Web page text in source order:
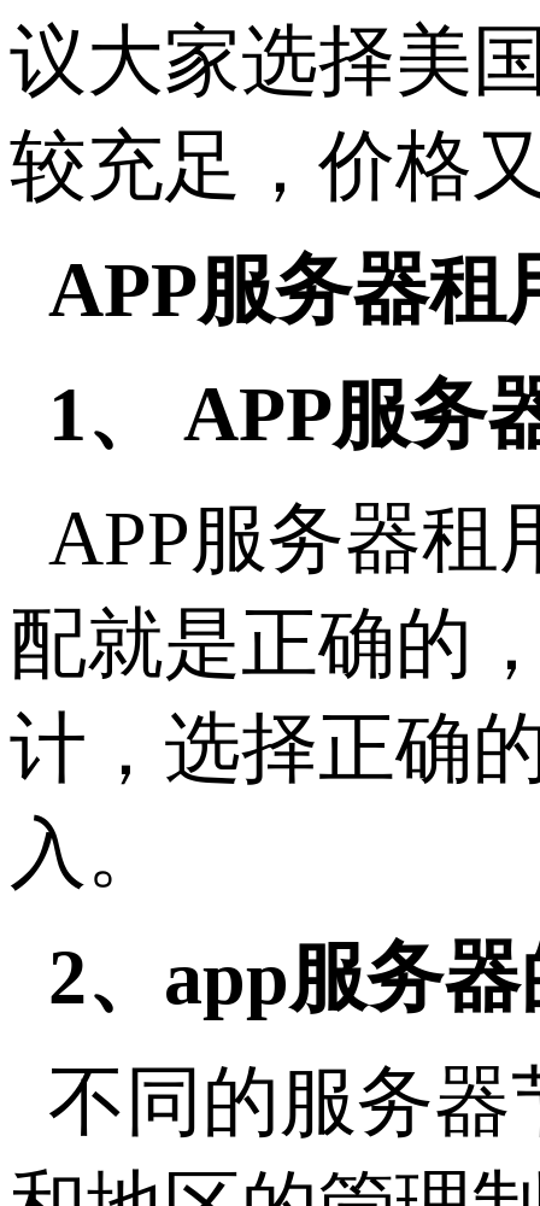
议大家选择美
较充足，价格
APP服务器租
1、 APP服务
APP服务器租
配就是正确的
计，选择正确
入。
2、app服务
不同的服务器